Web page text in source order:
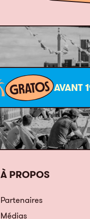
GRATOS AVANT
À PROPOS
Partenaires
Médias